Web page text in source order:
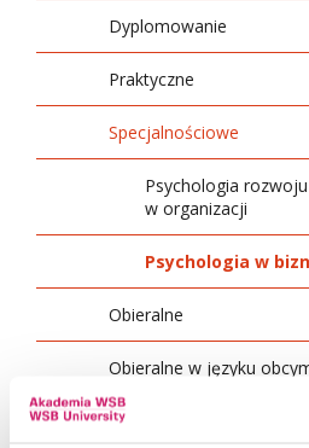
07_szkolenia i praktyki
Dyplomowanie
Praktyczne
Specjalnościowe
Psychologia rozwoju
w organizacji
Psychologia w
Obieralne
Obieralne w języku
Ratownictwo medyczne